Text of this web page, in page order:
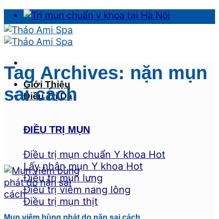
Skip
to
content
Giới Thiệu
Điều Trị Da
ĐIỀU TRỊ MỤN
Điều trị mụn chuẩn Y khoa
Lấy nhân mụn Y khoa
Điều trị mụn lưng
Điều trị viêm nang lông
Điều trị mụn thịt
Tag Archives: nặn mụn
sai cách
Mụn viêm bùng phát do nặn sai cách